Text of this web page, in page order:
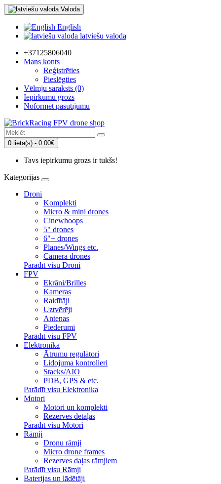
Valoda
English
latviešu valoda
+37125806040
Mans konts
Reģistrēties
Pieslēgties
Vēlmju saraksts (0)
Iepirkumu grozs
Noformēt pasūtījumu
0 lieta(s) - 0.00€
Tavs iepirkumu grozs ir tukšs!
Kategorijas
Droni
Komplekti
Micro & mini drones
Cinewhoops
5" drones
6"+ drones
Planes/Wings etc.
Camera drones
Parādīt visu Droni
FPV
Ekrāni/Brilles
Kameras
Raidītāji
Uztvērēji
Antenas
Piederumi
Parādīt visu FPV
Elektronika
Ātrumu regulātori
Lidojuma kontrolieri
Stacks/AIO
PDB, GPS & etc.
Parādīt visu Elektronika
Motori
Motori un komplekti
Rezerves detaļas
Parādīt visu Motori
Rāmji
Dronu rāmji
Micro drone frames
Rezerves daļas rāmjiem
Parādīt visu Rāmji
Baterijas un lādētāji